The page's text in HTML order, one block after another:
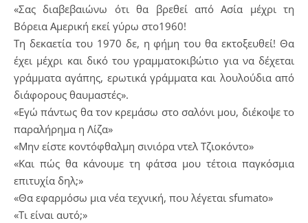
«Σας διαβεβαιώνω ότι θα βρεθεί από Ασία μέχρι τη
Βόρεια Αμερική εκεί γύρω στο1960!
Τη δεκαετία του 1970 δε, η φήμη του θα εκτοξευθεί! Θα
έχει μέχρι και δικό του γραμματοκιβώτιο για να δέχεται
γράμματα αγάπης, ερωτικά γράμματα και λουλούδια από
διάφορους θαυμαστές».
«Εγώ πάντως θα τον κρεμάσω στο σαλόνι μου, διέκοψε το
παραλήρημα η Λίζα»
«Μην είστε κοντόφθαλμη σινιόρα ντελ Τζιοκόντο»
«Και πώς θα κάνουμε τη φάτσα μου τέτοια παγκόσμια
επιτυχία δηλ;»
«Θα εφαρμόσω μια νέα τεχνική, που λέγεται sfumato»
«Τι είναι αυτό;»